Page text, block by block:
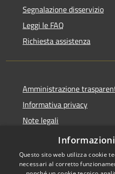
Segnalazione disservizio
Leggi le FAQ
Richiesta assistenza
Amministrazione
Informativa privacy
Note legali
Dichiarazione di accessibilità
Questo sito web utilizza cookie
necessari al corretto